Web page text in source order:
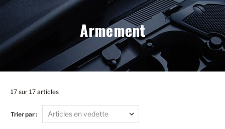
Armement
17 sur 17 articles
Trier par :